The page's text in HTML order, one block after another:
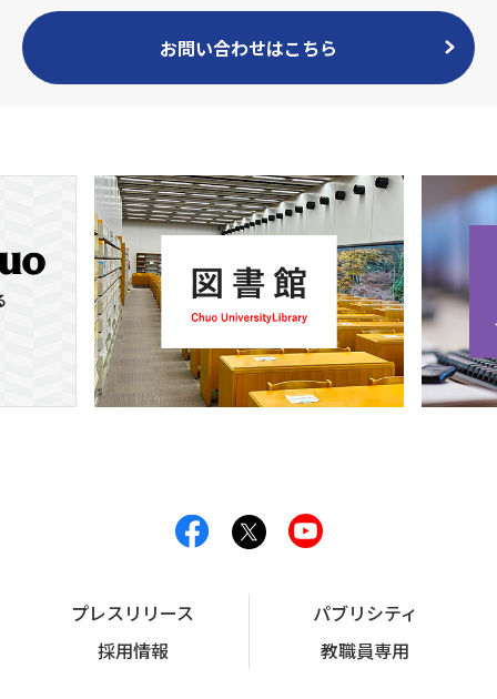
お問い合わせはこちら
プレスリリース
パブリシティ
採用情報
教職員専用